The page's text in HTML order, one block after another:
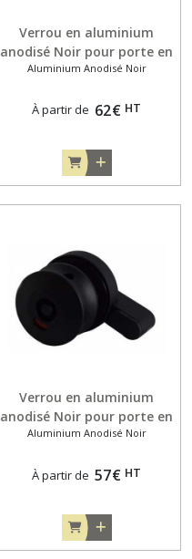
Verrou en aluminium
anodisé Noir pour porte en
applique de 10mm
Aluminium Anodisé Noir
À partir de 62€ HT
Verrou en aluminium
anodisé Noir pour porte en
feuillure de 10mm
Aluminium Anodisé Noir
À partir de 57€ HT